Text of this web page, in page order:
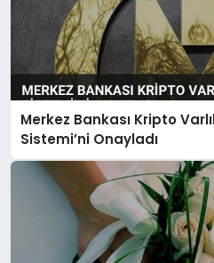
Merkez Bankası Kripto
Sistemi’ni Onayladı